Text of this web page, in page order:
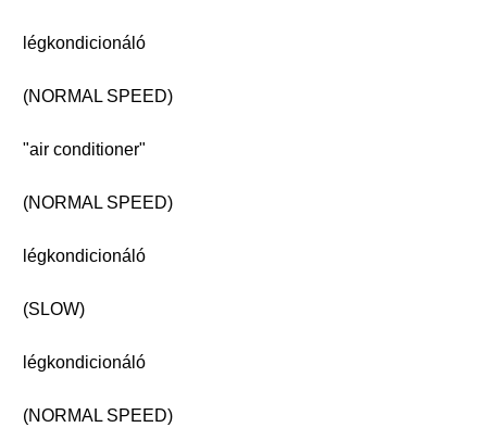
légkondicionáló
(NORMAL SPEED)
"air conditioner"
(NORMAL SPEED)
légkondicionáló
(SLOW)
légkondicionáló
(NORMAL SPEED)